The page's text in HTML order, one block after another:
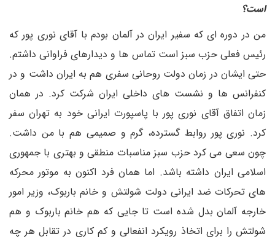
است؟
من در دوره ای که سفیر ایران در آلمان بودم با آقای نوری پور که
رئیس فعلی حزب سبز است تماس ها و دیدارهای فراوانی داشتم.
حتی ایشان در زمان دولت روحانی سفری هم به ایران داشت و در
کنفرانس ها و نشست های داخلی ایران شرکت کرد. در همان
زمان اتفاق آقای نوری پور با پاسپورت ایرانی خود به تهران سفر
کرد. نوری پور روابط گسترده، گرم و صمیمی هم با من داشت.
چون سعی می کرد حزب سبز مناسبات منطقی و بهتری با جمهوری
اسلامی ایران داشته باشد. اما همان فرد اکنون به موتور محرکه
های تحرکات ضد ایرانی دولت شولتش و خانم باربوک، وزیر امور
خارجه آلمان بدل شده است تا جایی که هم خانم باربوک و هم
شولتش را برای اتخاذ رویکرد انفعالی و کم کاری در تقابل هر چه